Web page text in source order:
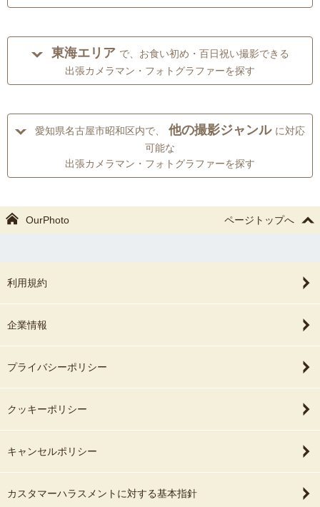
東海エリア で、お食い初め・百日祝い撮影できる
出張カメラマン・フォトグラファーを探す
愛知県名古屋市昭和区内で、 他の撮影ジャンル に対応
可能な
出張カメラマン・フォトグラファーを探す
OurPhoto ページトップへ
利用規約
企業情報
プライバシーポリシー
クッキーポリシー
キャンセルポリシー
カスタマーハラスメントに対する基本指針